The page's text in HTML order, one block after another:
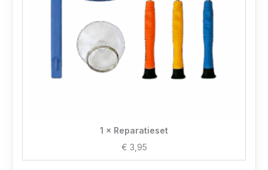
1 × Reparatieset
€ 3,95